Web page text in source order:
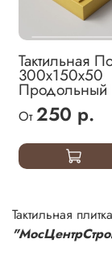
Тактильная
300х150х50
Продольный
От 250 р.
Тактильная